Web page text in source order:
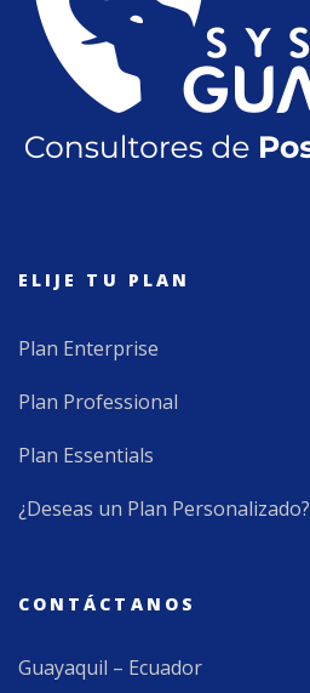
ELIJE TU PLAN
Plan Enterprise
Plan Professional
Plan Essentials
¿Deseas un Plan Personalizado?
CONTÁCTANOS
Guayaquil – Ecuador